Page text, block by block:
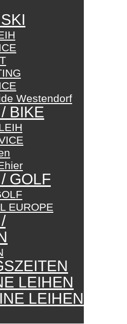
Westendorf
BIKE
GOLF
EUROPE
LEIHEN
LEIHEN